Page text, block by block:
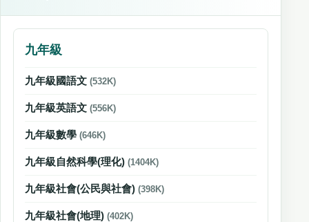
九年級
九年級國語文 (532K)
九年級英語文 (556K)
九年級數學 (646K)
九年級自然科學(理化) (1404K)
九年級社會(公民與社會) (398K)
九年級社會(地理) (402K)